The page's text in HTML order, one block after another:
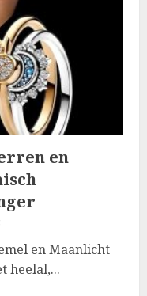
en
en Maanlicht
heelal,...